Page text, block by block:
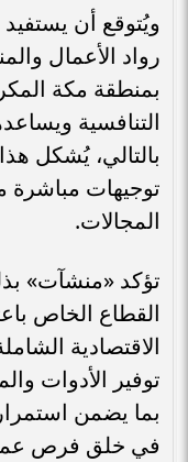
ويُتوقع أن
رواد الأعمال
بمنطقة مكة
التنافسية
بالتالي، يُشكل
توجيهات
المجالات.
تؤكد «منشآت»
القطاع الخاص
الاقتصادية
توفير الأدوات
بما يضمن
في خلق فرص عمل